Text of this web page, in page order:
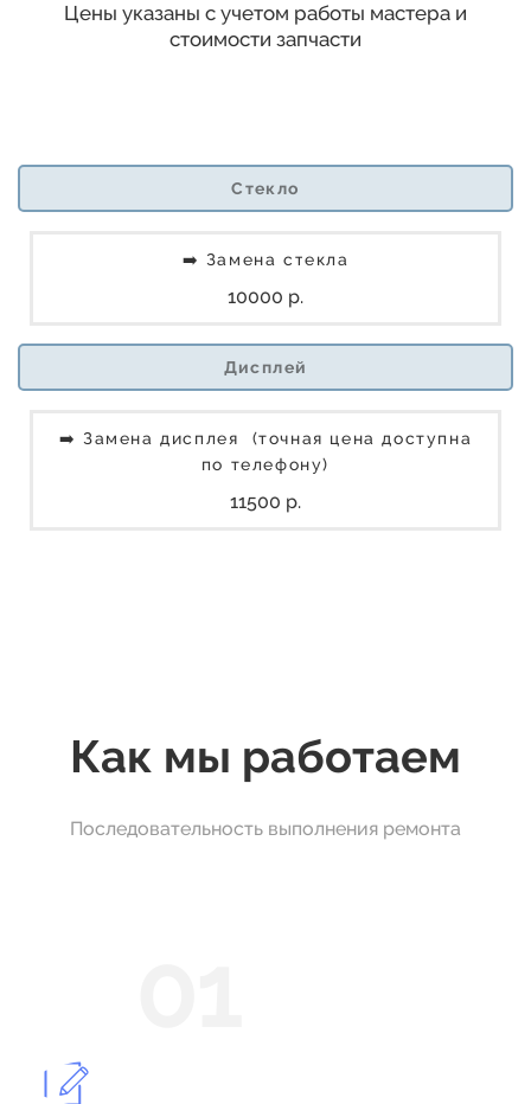
Цены указаны с учетом работы мастера и
стоимости запчасти
Стекло
➡️ Замена стекла
10000 р.
Дисплей
➡️ Замена дисплея (точная цена доступна
по телефону)
11500 р.
Как мы работаем
Последовательность выполнения ремонта